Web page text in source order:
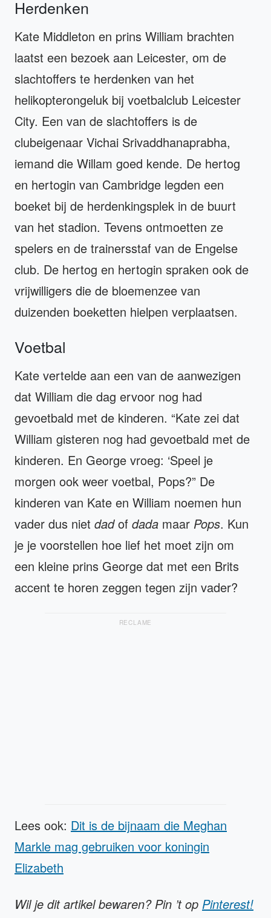
Herdenken
Kate Middleton en prins William brachten
laatst een bezoek aan Leicester, om de
slachtoffers te herdenken van het
helikopterongeluk bij voetbalclub Leicester
City. Een van de slachtoffers is de
clubeigenaar Vichai Srivaddhanaprabha,
iemand die Willam goed kende. De hertog
en hertogin van Cambridge legden een
boeket bij de herdenkingsplek in de buurt
van het stadion. Tevens ontmoetten ze
spelers en de trainersstaf van de Engelse
club. De hertog en hertogin spraken ook de
vrijwilligers die de bloemenzee van
duizenden boeketten hielpen verplaatsen.
Voetbal
Kate vertelde aan een van de aanwezigen
dat William die dag ervoor nog had
gevoetbald met de kinderen. “Kate zei dat
William gisteren nog had gevoetbald met de
kinderen. En George vroeg: ‘Speel je
morgen ook weer voetbal, Pops?” De
kinderen van Kate en William noemen hun
vader dus niet dadof dada maar Pops. Kun
je je voorstellen hoe lief het moet zijn om
een kleine prins George dat met een Brits
accent te horen zeggen tegen zijn vader?
RECLAME
Lees ook: Dit is de bijnaam die Meghan
Markle mag gebruiken voor koningin
Elizabeth
Wil je dit artikel bewaren? Pin ’t op Pinterest!